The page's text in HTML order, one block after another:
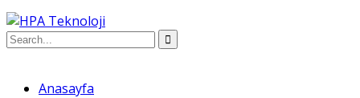
Anasayfa